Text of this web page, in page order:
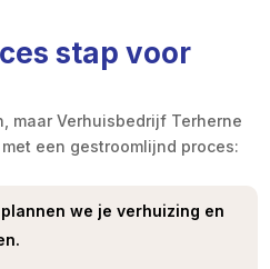
stap voor
maar Verhuisbedrijf Terherne
een gestroomlijnd proces:
we je verhuizing en